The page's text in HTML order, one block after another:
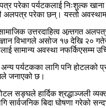
परेका पर्यटकलाई निःशुल्क
परेका छन्। यस्तो
उत्तरदाहित्व अन्र्तगत
विभागले असोज १७ देखि २०
सामान्य अवस्था नफर्किएसम्म
पर्यटकका लागि पनि होटलको
जनाएको छ।
सङ्घले हार्दिक श्रद्धाञ्जली
बिदा घोषणा गरेको